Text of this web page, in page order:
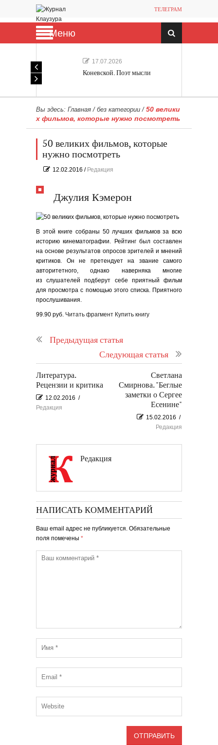
ТЕЛЕГРАМ
Меню
17.07.2026
Коневской. Поэт мысли
Вы здесь: Главная / без категории / 50 велики
х фильмов, которые нужно посмотреть
50 великих фильмов, которые
нужно посмотреть
12.02.2016 / Редакция
Джулия Кэмерон
В этой книге собраны 50 лучших фильмов за всю
историю кинематографии. Рейтинг был составлен
на основе результатов опросов зрителей и мнений
критиков. Он не претендует на звание самого
авторитетного, однако наверняка многие
из слушателей подберут себе приятный фильм
для просмотра с помощью этого списка. Приятного
прослушивания.
99.90 руб. Читать фрагмент Купить книгу
Предыдущая статья
Следующая статья
Литература.
Рецензии и критика
12.02.2016 /
Редакция
Светлана
Смирнова. "Беглые
заметки о Сергее
Есенине"
15.02.2016 /
Редакция
Редакция
НАПИСАТЬ КОММЕНТАРИЙ
Ваш email адрес не публикуется. Обязательные
поля помечены *